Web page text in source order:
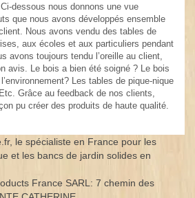
dessous nous donnons une vue
que nous avons développés ensemble
Nous avons vendu des tables de
aux écoles et aux particuliers pendant
avons toujours tendu l’oreille au client,
avis. Le bois a bien été soigné ? Le bois
Les tables de pique-nique
Grâce au feedback de nos clients,
pu créer des produits de haute qualité.
le spécialiste en France pour les
et les bancs de jardin solides en
France SARL: 7 chemin des